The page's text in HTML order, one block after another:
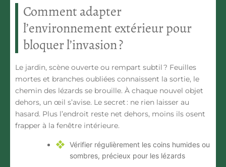
Comment adapter
l’environnement extérieur pour
bloquer l’invasion ?
Le jardin, scène ouverte ou rempart subtil ? Feuilles
mortes et branches oubliées connaissent la sortie, le
chemin des lézards se brouille. À chaque nouvel objet
dehors, un œil s’avise. Le secret : ne rien laisser au
hasard. Plus l’endroit reste net dehors, moins ils osent
frapper à la fenêtre intérieure.
Vérifier régulièrement les coins humides ou
sombres, précieux pour les lézards